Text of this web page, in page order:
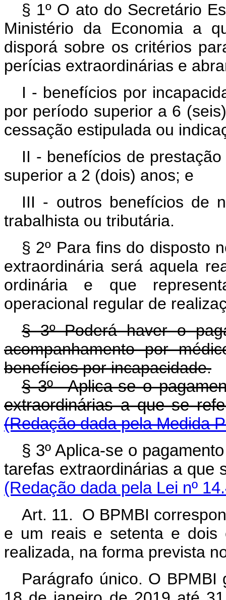
§ 1º O ato do Secretário
Ministério da Economia a
disporá sobre os critérios
perícias extraordinárias e
I - benefícios por
por período superior a 6
cessação estipulada ou
II - benefícios de
superior a 2 (dois) anos; e
III - outros benefícios de
trabalhista ou tributária.
§ 2º Para fins do disposto
extraordinária será aquela
ordinária e que
operacional regular de
§ 3º Poderá haver o
acompanhamento por
benefícios por incapacidade.
§ 3º Aplica-se o
extraordinárias a que se
(Redação dada pela Medida
§ 3º Aplica-se o
tarefas extraordinárias a que
(Redação dada pela Lei nº
Art. 11. O BPMBI
e um reais e setenta e dois
realizada, na forma prevista
Parágrafo único. O